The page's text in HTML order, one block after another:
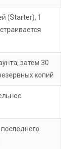
(Starter), 1
затем 30
копий